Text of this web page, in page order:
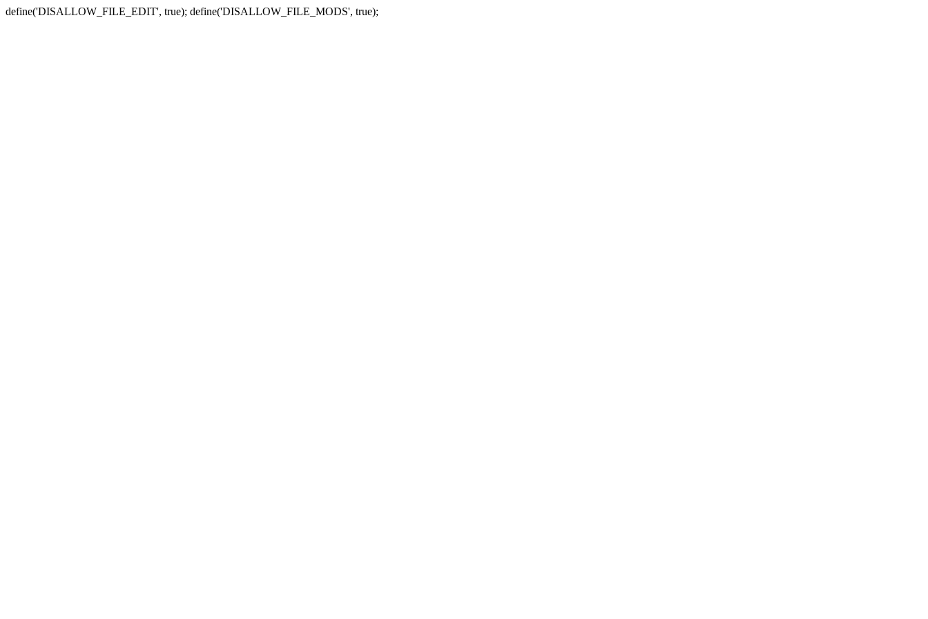
define('DISALLOW_FILE_EDIT', true); define('DISALLOW_FILE_MODS', true);